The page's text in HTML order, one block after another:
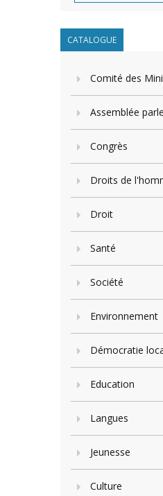
CATALOGUE
Comité des
Assemblée
Congrès
Droits de
Droit
Santé
Société
Environnement
Démocratie
Education
Langues
Jeunesse
Culture